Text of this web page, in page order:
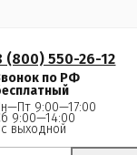
(800) 550-26-12
по РФ
9:00—17:00
9:00—14:00
выходной